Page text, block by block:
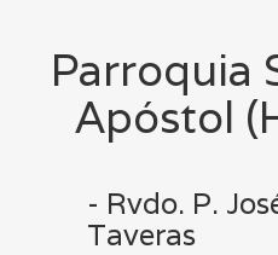
Parroquia
Apóstol
- Rvdo. P.
Taveras